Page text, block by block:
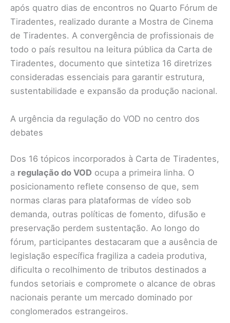
após quatro dias de encontros no Quarto Fórum de
Tiradentes, realizado durante a Mostra de Cinema
de Tiradentes. A convergência de profissionais de
todo o país resultou na leitura pública da Carta de
Tiradentes, documento que sintetiza 16 diretrizes
consideradas essenciais para garantir estrutura,
sustentabilidade e expansão da produção nacional.
A urgência da regulação do VOD no centro dos
debates
Dos 16 tópicos incorporados à Carta de Tiradentes,
a regulação do VOD ocupa a primeira linha. O
posicionamento reflete consenso de que, sem
normas claras para plataformas de vídeo sob
demanda, outras políticas de fomento, difusão e
preservação perdem sustentação. Ao longo do
fórum, participantes destacaram que a ausência de
legislação específica fragiliza a cadeia produtiva,
dificulta o recolhimento de tributos destinados a
fundos setoriais e compromete o alcance de obras
nacionais perante um mercado dominado por
conglomerados estrangeiros.